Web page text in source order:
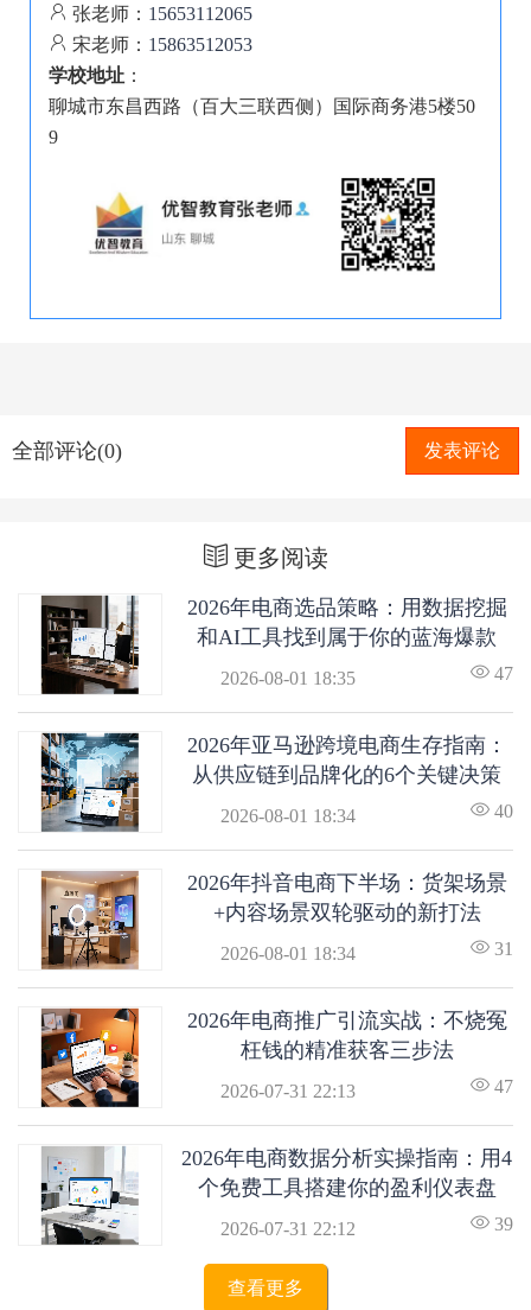
张老师： 15653112065
宋老师： 15863512053
学校地址 ：
聊城市东昌西路（百大三联西侧）国际商务港5楼50
9
全部评论(0) 发表评论
更多阅读
2026年电商选品策略：用数据挖掘
和AI工具找到属于你的蓝海爆款
2026-08-01 18:35 47
2026年亚马逊跨境电商生存指南：
从供应链到品牌化的6个关键决策
2026-08-01 18:34 40
2026年抖音电商下半场：货架场景
+内容场景双轮驱动的新打法
2026-08-01 18:34 31
2026年电商推广引流实战：不烧冤
枉钱的精准获客三步法
2026-07-31 22:13 47
2026年电商数据分析实操指南：用4
个免费工具搭建你的盈利仪表盘
2026-07-31 22:12 39
查看更多